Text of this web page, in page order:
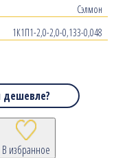
Сэлмон
1К1П1-2,0-2,0-0,133-0,048
В избранное